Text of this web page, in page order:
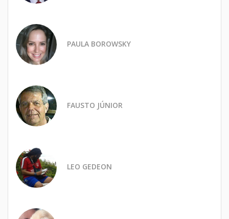
PAULA BOROWSKY
FAUSTO JÚNIOR
LEO GEDEON